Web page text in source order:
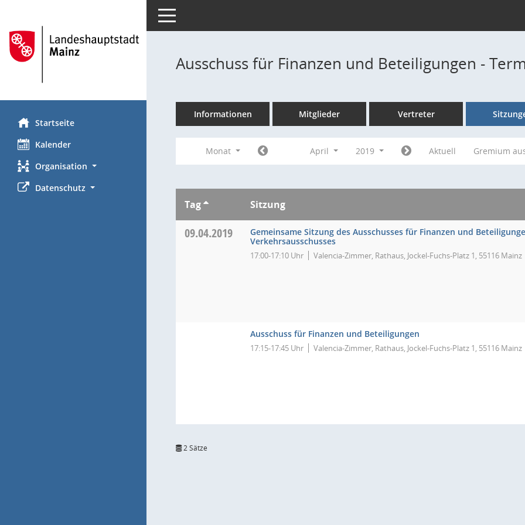
Startseite
Kalender
Organisation
Datenschutz
Toggle navigation
Ausschuss für Finanzen und Beteiligungen -
Informationen Mitglieder Vertreter
Monat April 2019 Aktuell Gremium
Tag Sitzung
09.04.2019
Gemeinsame Sitzung des Ausschusses für Finanzen und
Verkehrsausschusses
17:00-17:10 Uhr Valencia-Zimmer, Rathaus, Jockel-Fuchs-Platz 1, 55116 Mainz
Ausschuss für Finanzen und Beteiligungen
17:15-17:45 Uhr Valencia-Zimmer, Rathaus, Jockel-Fuchs-Platz 1, 55116 Mainz
2 Sätze